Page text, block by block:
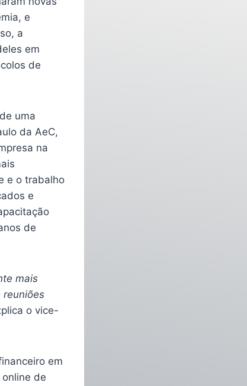
e
a
em
de
uma
da AeC,
na
e o trabalho
e
de
mais
reuniões
o vice-
em
de